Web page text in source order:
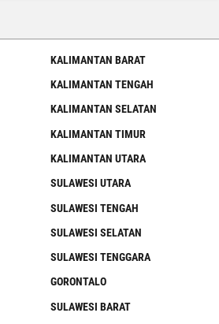
KALIMANTAN BARAT
KALIMANTAN TENGAH
KALIMANTAN SELATAN
KALIMANTAN TIMUR
KALIMANTAN UTARA
SULAWESI UTARA
SULAWESI TENGAH
SULAWESI SELATAN
SULAWESI TENGGARA
GORONTALO
SULAWESI BARAT